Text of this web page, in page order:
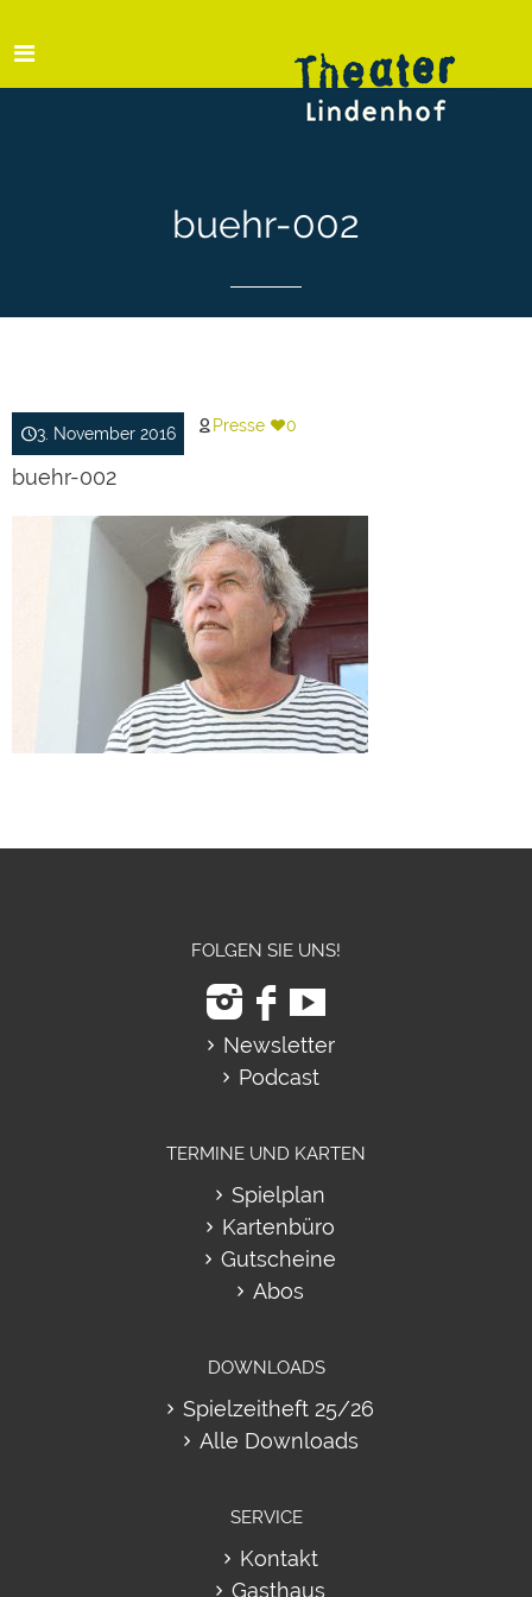
buehr-002
3. November 2016 Presse 0
buehr-002
FOLGEN SIE UNS!
Newsletter
Podcast
TERMINE UND KARTEN
Spielplan
Kartenbüro
Gutscheine
Abos
DOWNLOADS
Spielzeitheft 25/26
Alle Downloads
SERVICE
Kontakt
Gasthaus